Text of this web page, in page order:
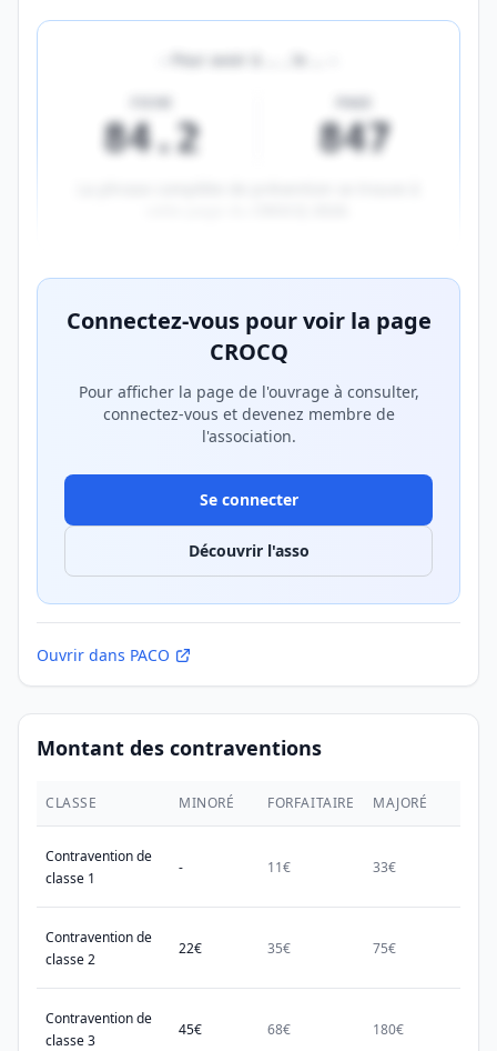
Pour avoir à
84.2 847
Connectez-vous pour voir la page
CROCQ
Pour afficher la page de l'ouvrage à consulter,
connectez-vous et devenez membre de
l'association.
Se connecter
Découvrir l'asso
Ouvrir dans PACO
Montant des contraventions
CLASSE MINORÉ FORFAITAIRE MAJORÉ
Contravention de
classe 1
- 11€ 33€
Contravention de
classe 2
22€ 35€ 75€
Contravention de
classe 3
45€ 68€ 180€